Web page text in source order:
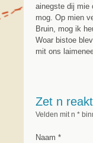
ainegste dij mie
mog. Op mien
Bruin, mog ik
Woar bistoe
mit ons
Zet n
Velden mit n *
Naam *